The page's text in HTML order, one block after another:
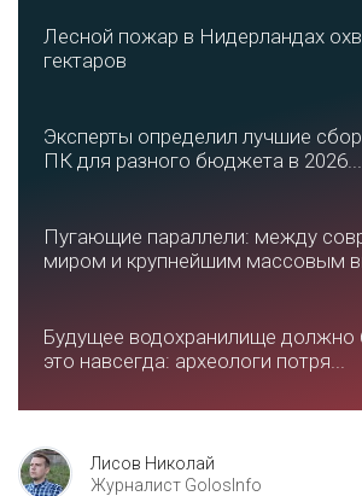
Лесной пожар в Нидерландах
гектаров
Эксперты определил лучшие
ПК для разного бюджета в 2026...
Пугающие параллели: между
миром и крупнейшим массовым
Будущее водохранилище должно
это навсегда: археологи потря...
Лисов Николай
Журналист GolosInfo